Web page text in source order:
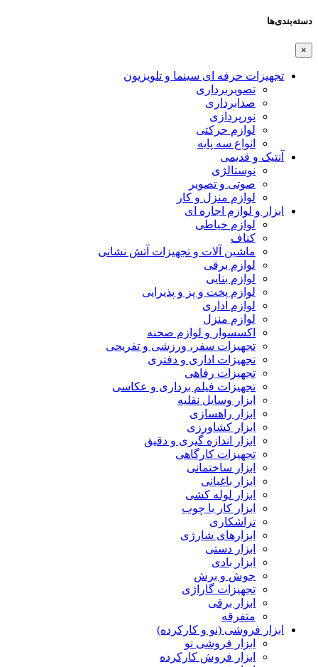
دسته‌بندی‌ها
×
تجهیزات حرفه ای سینما و تلویزیون
تصویربرداری
صدابرداری
نورپردازی
لوازم حرکتی
انواع سه پایه
آنتیک و قدیمی
نوستالژی
صوتی و تصویر
لوازم منزل و کار
ابزار و لوازم اجاره ای
لوازم خیاطی
کناف
ماشین آلات و تجهیزات آتش نشانی
لوازم برقی
لوازم بنایی
لوازم پخت و پز و پذیرایی
لوازم اداری
لوازم منزل
اکسسوار و لوازم صحنه
تجهیزات سفر، ورزشی و تفریحی
تجهیزات اداری و دفتری
تجهیزات رفاهی
تجهیزات فیلم برداری و عکاسی
ابزار وسایل نقلیه
ابزار راهسازی
ابزار کشاورزی
ابزار اندازه گیری و دقیق
تجهیزات کارگاهی
ابزار ساختمانی
ابزار باغبانی
ابزار لوله کشی
ابزار کار با چوب
تراشکاری
ابزارهای شارژی
ابزار دستی
ابزار بادی
جوش و برش
تجهیزات گاراژی
ابزار برقی
متفرقه
ابزار فروشی (نو و کارکرده)
ابزار فروشی نو
ابزار فروش کارکرده